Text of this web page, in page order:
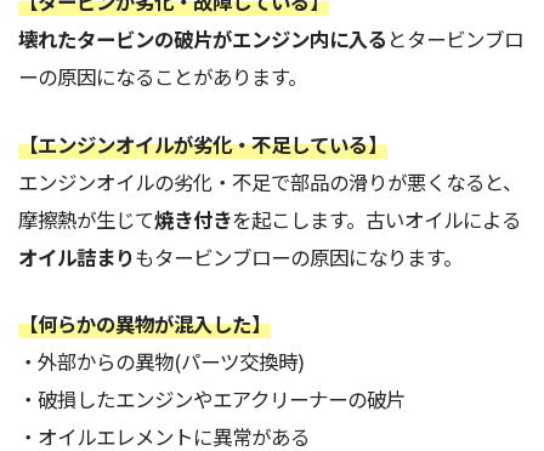
壊れたタービンの破片がエンジン内に入る とタービンブロ
ーの原因になることがあります。
【エンジンオイルが劣化・不足している】
エンジンオイルの劣化・不足で部品の滑りが悪くなると、
摩擦熱が生じて焼き付きを起こします。古いオイルによる
オイル詰まりもタービンブローの原因になります。
【何らかの異物が混入した】
・外部からの異物(パーツ交換時)
・破損したエンジンやエアクリーナーの破片
・オイルエレメントに異常がある